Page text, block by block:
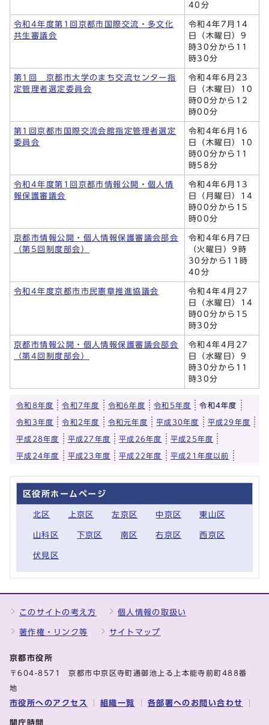
40分
令和4年度第1回京都市国際交流・多文化
共生審議会
令和4年7月14
日（木曜日）9
時30分から11
時30分
第1回 京都市大学のまち交流センター指
定管理者選定委員会
令和4年6月23
日（木曜日）10
時00分から12
時00分
第1回京都市国際交流会館指定管理者選定
委員会
令和4年6月16
日（木曜日）10
時00分から11
時58分
令和4年度第1回京都市情報公開・個人情
報保護審議会
令和4年6月13
日（月曜日）14
時00分から15
時00分
京都市情報公開・個人情報保護審議会部会
（第5回制度部会）
令和4年6月7日
（火曜日）9時
30分から11時
40分
令和4年度京都市市民憲章推進協議会
令和4年4月27
日（水曜日）14
時00分から15
時30分
京都市情報公開・個人情報保護審議会部会
（第4回制度部会）
令和4年4月27
日（水曜日）9
時30分から11
時30分
令和8年度 令和7年度 令和6年度 令和5年度 令和4年度
令和3年度 令和2年度 令和元年度 平成30年度 平成29年度
平成28年度 平成27年度 平成26年度 平成25年度
平成24年度 平成23年度 平成22年度 平成21年度以前
区役所ホームページ
北区 上京区 左京区 中京区 東山区
山科区 下京区 南区 右京区 西京区
伏見区
このサイトの考え方 個人情報の取扱い
著作権・リンク等 サイトマップ
京都市役所
〒604-8571 京都市中京区寺町通御池上る上本能寺前町488番
地
市役所へのアクセス 組織一覧 各部署へのお問い合わせ
開庁時間